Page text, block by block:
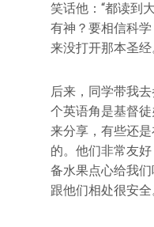
笑话他：“都读到
有神？要相信科
来没打开那本圣经
后来，同学带我
个英语角是基督
来分享，有些还
的。他们非常友
备水果点心给我
跟他们相处很安全